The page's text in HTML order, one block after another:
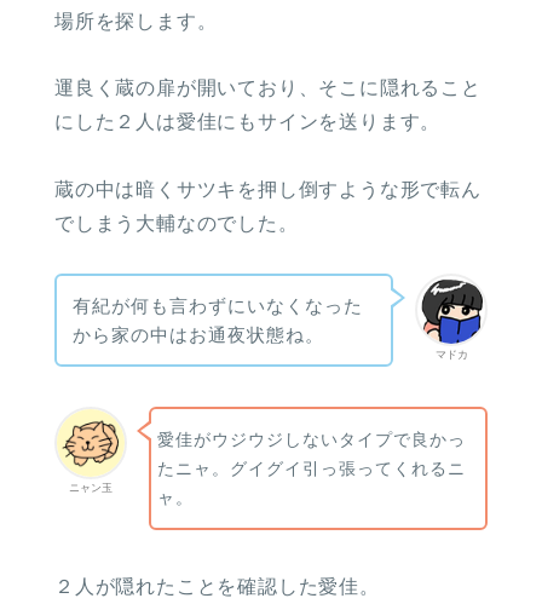
場所を探します。
運良く蔵の扉が開いており、そこに隠れること
にした２人は愛佳にもサインを送ります。
蔵の中は暗くサツキを押し倒すような形で転ん
でしまう大輔なのでした。
マドカ
有紀が何も言わずにいなくなった
から家の中はお通夜状態ね。
ニャン玉
愛佳がウジウジしないタイプで良かっ
たニャ。グイグイ引っ張ってくれるニ
ャ。
２人が隠れたことを確認した愛佳。